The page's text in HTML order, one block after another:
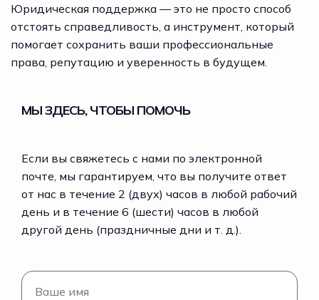
Юридическая поддержка — это не просто способ
отстоять справедливость, а инструмент, который
помогает сохранить ваши профессиональные
права, репутацию и уверенность в будущем.
МЫ ЗДЕСЬ, ЧТОБЫ ПОМОЧЬ
Если вы свяжетесь с нами по электронной
почте, мы гарантируем, что вы получите ответ
от нас в течение 2 (двух) часов в любой рабочий
день и в течение 6 (шести) часов в любой
другой день (праздничные дни и т. д.).